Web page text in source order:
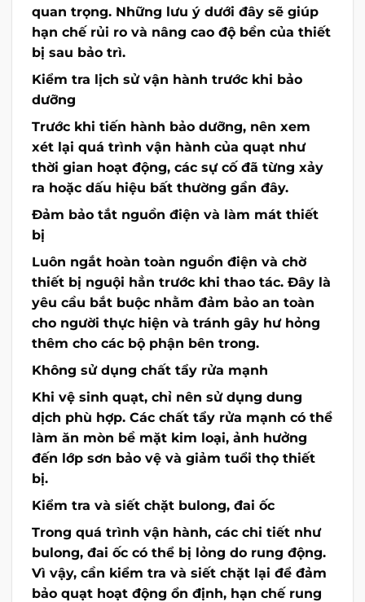
quan trọng. Những lưu ý dưới đây sẽ giúp
hạn chế rủi ro và nâng cao độ bền của thiết
bị sau bảo trì.
Kiểm tra lịch sử vận hành trước khi bảo
dưỡng
Trước khi tiến hành bảo dưỡng, nên xem
xét lại quá trình vận hành của quạt như
thời gian hoạt động, các sự cố đã từng xảy
ra hoặc dấu hiệu bất thường gần đây.
Đảm bảo tắt nguồn điện và làm mát thiết
bị
Luôn ngắt hoàn toàn nguồn điện và chờ
thiết bị nguội hẳn trước khi thao tác. Đây là
yêu cầu bắt buộc nhằm đảm bảo an toàn
cho người thực hiện và tránh gây hư hỏng
thêm cho các bộ phận bên trong.
Không sử dụng chất tẩy rửa mạnh
Khi vệ sinh quạt, chỉ nên sử dụng dung
dịch phù hợp. Các chất tẩy rửa mạnh có thể
làm ăn mòn bề mặt kim loại, ảnh hưởng
đến lớp sơn bảo vệ và giảm tuổi thọ thiết
bị.
Kiểm tra và siết chặt bulong, đai ốc
Trong quá trình vận hành, các chi tiết như
bulong, đai ốc có thể bị lỏng do rung động.
Vì vậy, cần kiểm tra và siết chặt lại để đảm
bảo quạt hoạt động ổn định, hạn chế rung